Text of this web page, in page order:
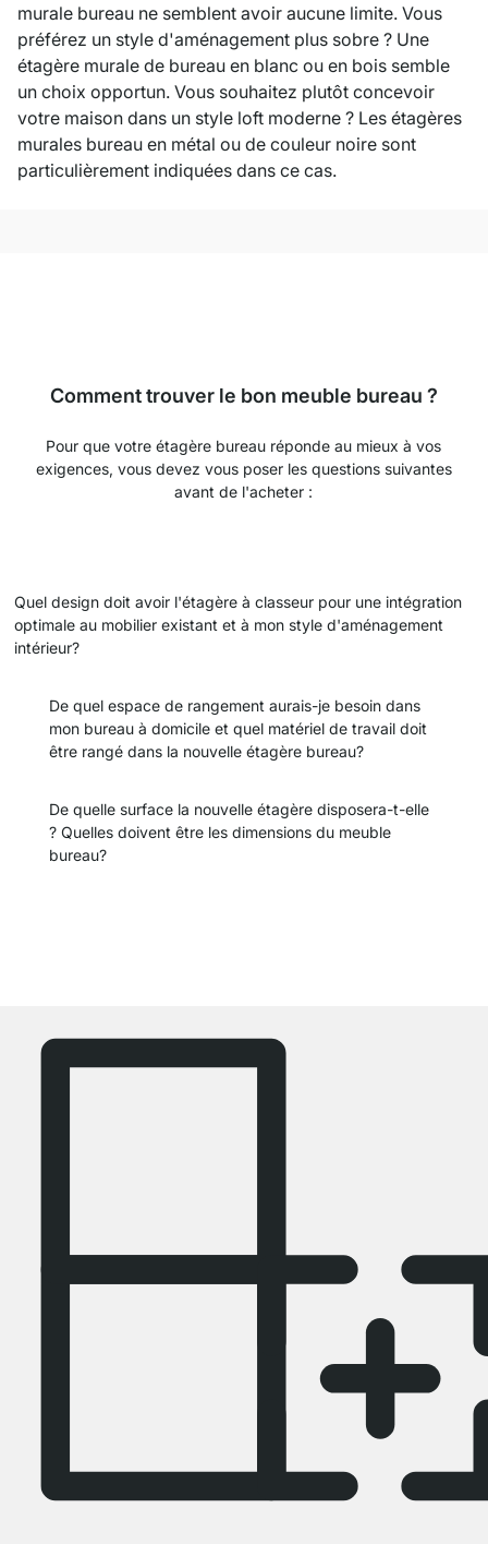
murale bureau ne semblent avoir aucune limite. Vous
préférez un style d'aménagement plus sobre ? Une
étagère murale de bureau en blanc ou en bois semble
un choix opportun. Vous souhaitez plutôt concevoir
votre maison dans un style loft moderne ? Les étagères
murales bureau en métal ou de couleur noire sont
particulièrement indiquées dans ce cas.
Comment trouver le bon meuble bureau ?
Pour que votre étagère bureau réponde au mieux à vos
exigences, vous devez vous poser les questions suivantes
avant de l'acheter :
Quel design doit avoir l'étagère à classeur pour une intégration
optimale au mobilier existant et à mon style d'aménagement
intérieur?
De quel espace de rangement aurais-je besoin dans
mon bureau à domicile et quel matériel de travail doit
être rangé dans la nouvelle étagère bureau?
De quelle surface la nouvelle étagère disposera-t-elle
? Quelles doivent être les dimensions du meuble
bureau?